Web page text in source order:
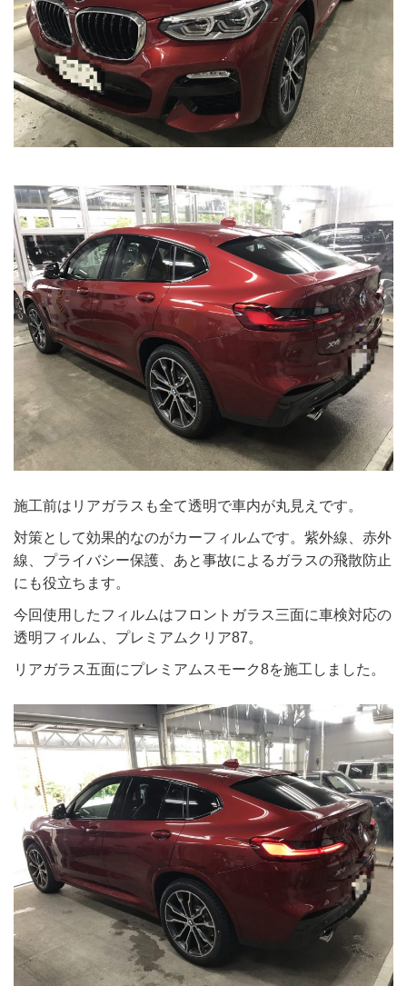
施工前はリアガラスも全て透明で車内が丸見えです。
対策として効果的なのがカーフィルムです。紫外線、赤外
線、プライバシー保護、あと事故によるガラスの飛散防止
にも役立ちます。
今回使用したフィルムはフロントガラス三面に車検対応の
透明フィルム、プレミアムクリア87。
リアガラス五面にプレミアムスモーク8を施工しました。